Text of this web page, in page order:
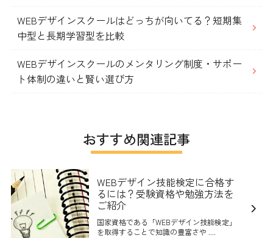
WEBデザインスクールはどっちが向いてる？短期集
中型と長期学習型を比較
WEBデザインスクールのメンタリング制度・サポー
ト体制の違いと賢い選び方
おすすめ関連記事
WEBデザイン技能検定に合格す
るには？受験資格や勉強方法を
ご紹介
国家資格である「WEBデザイン技能検定」
を取得することで知識の豊富さや ....